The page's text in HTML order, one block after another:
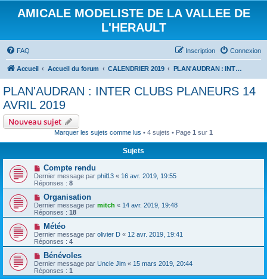
AMICALE MODELISTE DE LA VALLEE DE
L'HERAULT
FAQ Connexion
Inscription
Accueil Accueil du forum CALENDRIER 2019 PLAN'AUDRAN : INTER CLUBS PLANEURS 14 AVRIL 2019
PLAN'AUDRAN : INTER CLUBS PLANEURS 14
AVRIL 2019
Nouveau sujet
Marquer les sujets comme lus • 4 sujets • Page 1 sur 1
Sujets
Compte rendu
Dernier message par phil13 « 16 avr. 2019, 19:55
Réponses : 8
Organisation
Dernier message par mitch « 14 avr. 2019, 19:48
Réponses : 18
Météo
Dernier message par olivier D « 12 avr. 2019, 19:41
Réponses : 4
Bénévoles
Dernier message par Uncle Jim « 15 mars 2019, 20:44
Réponses : 1